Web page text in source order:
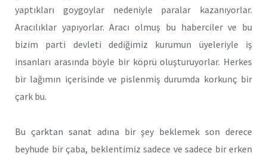
yaptıkları goygoylar nedeniyle paralar kazanıyorlar.
Aracılıklar yapıyorlar. Aracı olmuş bu haberciler ve bu
bizim parti devleti dediğimiz kurumun üyeleriyle iş
insanları arasında böyle bir köprü oluşturuyorlar. Herkes
bir lağımın içerisinde ve pislenmiş durumda korkunç bir
çark bu.
Bu çarktan sanat adına bir şey beklemek son derece
beyhude bir çaba, beklentimiz sadece ve sadece bir erken